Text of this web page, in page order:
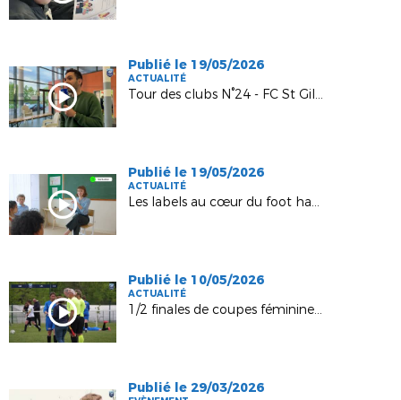
Publié le 19/05/2026
ACTUALITÉ
Tour des clubs N°24 - FC St Gilles
Publié le 19/05/2026
ACTUALITÉ
Les labels au cœur du foot haut-marnais !
Publié le 10/05/2026
ACTUALITÉ
1/2 finales de coupes féminines, COB - CFC, 10 mai 2026
Publié le 29/03/2026